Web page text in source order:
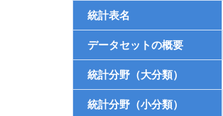
統計表名
データセットの概要
統計分野（大分類）
統計分野（小分類）